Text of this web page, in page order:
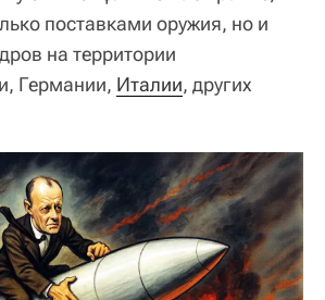
поставками оружия, но и
на территории
Германии, Италии, других